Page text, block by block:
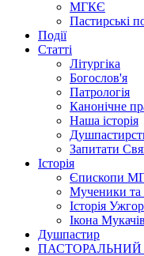
МГКЄ
Пастирські
Події
Статті
Літургіка
Богослов'я
Патрологія
Канонічне
Наша історія
Запитати
Історія
Єпископи
Мученики та
Історія
Ікона
Душпастир